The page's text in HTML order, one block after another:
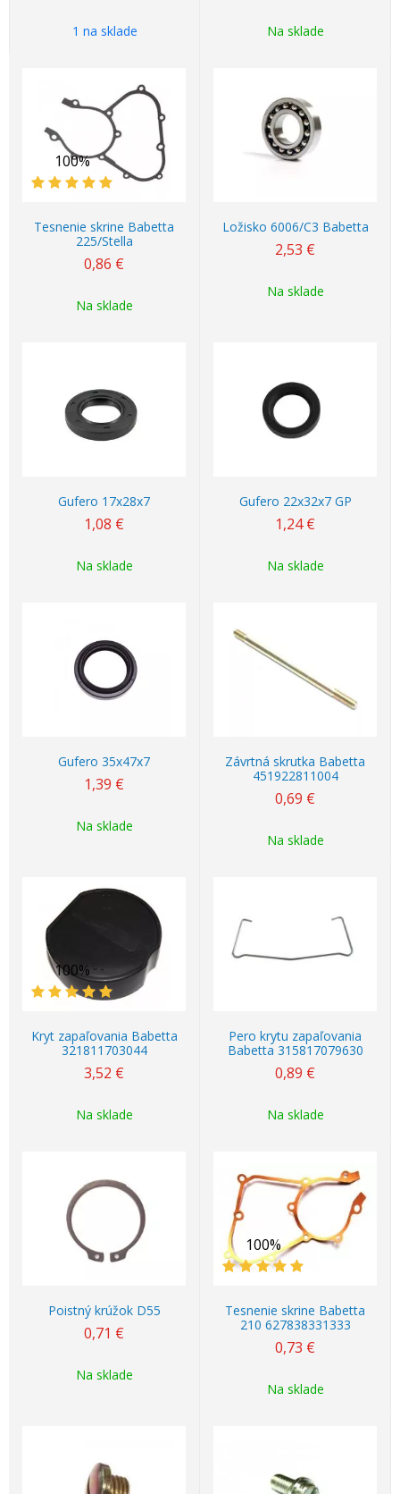
1 na sklade Na sklade
100%
Tesnenie skrine Babetta
225/Stella
0,86 €
Na sklade
Ložisko 6006/C3 Babetta
2,53 €
Na sklade
Gufero 17x28x7
1,08 €
Na sklade
Gufero 22x32x7 GP
1,24 €
Na sklade
Gufero 35x47x7
1,39 €
Na sklade
Závrtná skrutka Babetta
451922811004
0,69 €
Na sklade
100%
Kryt zapaľovania Babetta
321811703044
3,52 €
Na sklade
Pero krytu zapaľovania
Babetta 315817079630
0,89 €
Na sklade
Poistný krúžok D55
0,71 €
Na sklade
100%
Tesnenie skrine Babetta
210 627838331333
0,73 €
Na sklade